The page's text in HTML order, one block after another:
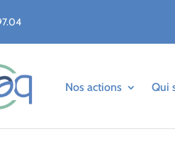
Nos actions Qui